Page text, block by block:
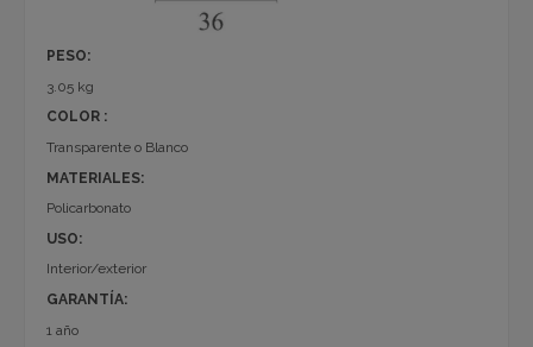
PESO:
3.05 kg
COLOR :
Transparente o Blanco
MATERIALES:
Policarbonato
USO:
Interior/exterior
GARANTÍA:
1 año